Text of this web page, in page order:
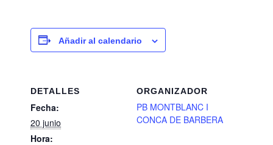
Añadir al calendario
DETALLES
Fecha:
20 junio
Hora:
ORGANIZADOR
PB MONTBLANC I
CONCA DE BARBERA